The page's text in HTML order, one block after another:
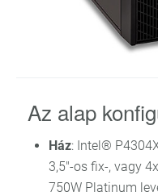
Az alap
Ház: Intel®
3,5"-os fix-, vagy
750W Platinum